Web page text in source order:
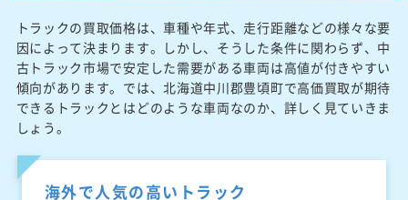
トラックの買取価格は、車種や年式、走行距離などの様々な要
因によって決まります。しかし、そうした条件に関わらず、中
古トラック市場で安定した需要がある車両は高値が付きやすい
傾向があります。では、北海道中川郡豊頃町で高価買取が期待
できるトラックとはどのような車両なのか、詳しく見ていきま
しょう。
海外で人気の高いトラック